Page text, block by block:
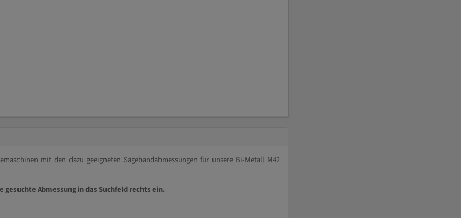
mit den dazu geeigneten Sägebandabmessungen für unsere Bi-Metall M42
Abmessung in das Suchfeld rechts ein.